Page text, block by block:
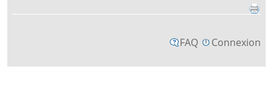
FAQ Connexion